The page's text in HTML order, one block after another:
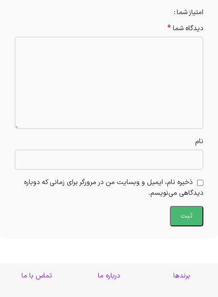
امتیاز شما
دیدگاه شما*
نام
ذخیره نام، ایمیل و وبسایت من در مرورگر برای زمانی که دوباره
دیدگاهی می‌نویسم.
برندها درباره ما تماس با ما